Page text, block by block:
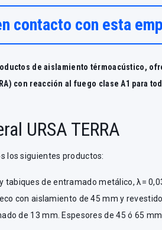
contacto con esta
de aislamiento térmoacústico,
con reacción al fuego clase A1 para
URSA TERRA
los siguientes productos:
tabiques de entramado metálico, λ=
con aislamiento de 45 mm y
de 13 mm. Espesores de 45 ó 65 mm.